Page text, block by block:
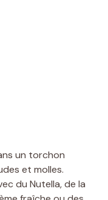
un torchon
et molles.
du Nutella, de la